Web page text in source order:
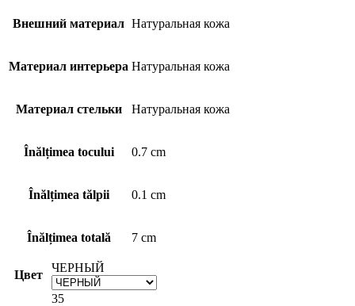
Внешний материал Натуральная кожа
Материал интерьера Натуральная кожа
Материал стельки Натуральная кожа
Înălțimea tocului 0.7 cm
Înălțimea tălpii 0.1 cm
Înălțimea totală 7 cm
Цвет
ЧЕРНЫЙ
35